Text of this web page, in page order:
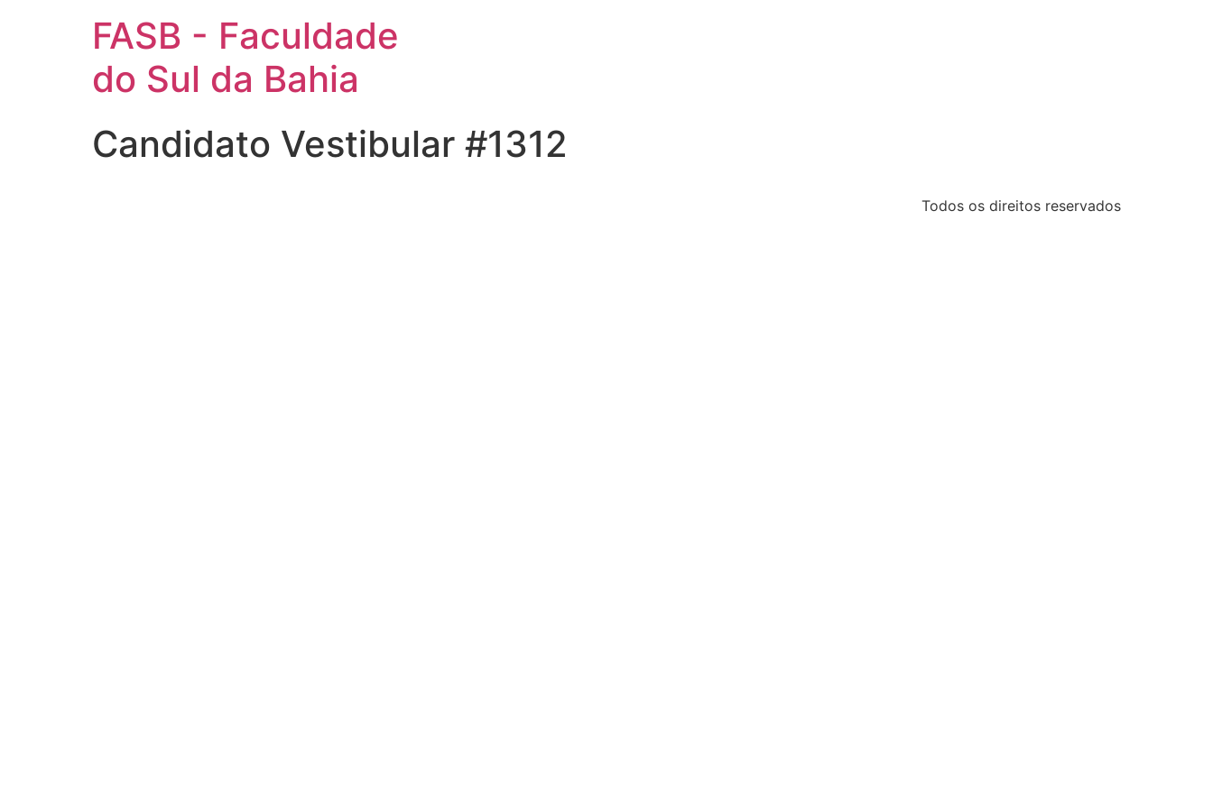
FASB - Faculdade
do Sul da Bahia
Candidato Vestibular #1312
Todos os direitos reservados